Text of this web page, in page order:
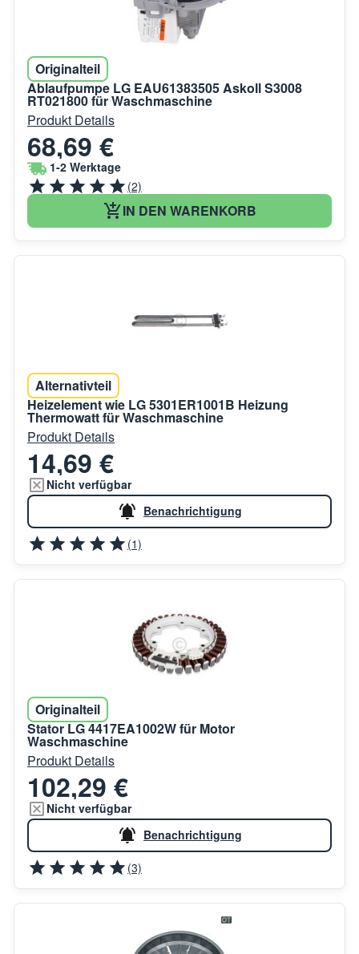
Originalteil
Ablaufpumpe LG EAU61383505 Askoll S3008
RT021800 für Waschmaschine
Produkt Details
68,69 €
1-2 Werktage
(2)
IN DEN WARENKORB
Alternativteil
Heizelement wie LG 5301ER1001B Heizung
Thermowatt für Waschmaschine
Produkt Details
14,69 €
Nicht verfügbar
Benachrichtigung
(1)
Originalteil
Stator LG 4417EA1002W für Motor
Waschmaschine
Produkt Details
102,29 €
Nicht verfügbar
Benachrichtigung
(3)